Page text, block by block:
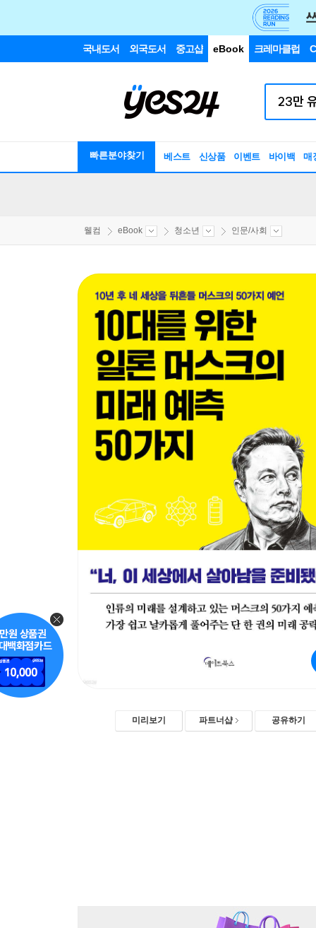
국내도서 외국도서 중고샵 eBook 크레마클럽
빠른분야찾기 베스트 신상품 이벤트 바이백 매
웰컴 eBook 청소년 인문/사회
미리보기 파트너샵 공유하기